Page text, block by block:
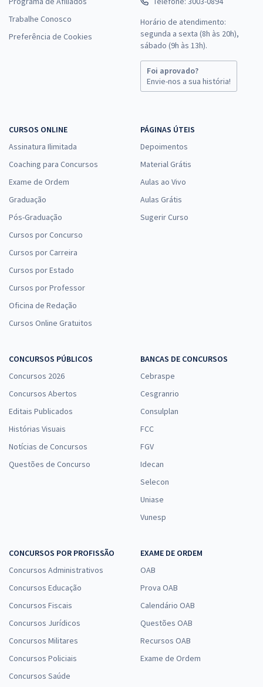
Trabalhe Conosco
Preferência de Cookies
Horário de atendimento:
segunda a sexta (8h às 20h),
sábado (9h às 13h).
Foi aprovado?
Envie-nos a sua história!
CURSOS ONLINE
Assinatura Ilimitada
Coaching para Concursos
Exame de Ordem
Graduação
Pós-Graduação
Cursos por Concurso
Cursos por Carreira
Cursos por Estado
Cursos por Professor
Oficina de Redação
Cursos Online Gratuitos
PÁGINAS ÚTEIS
Depoimentos
Material Grátis
Aulas ao Vivo
Aulas Grátis
Sugerir Curso
CONCURSOS PÚBLICOS
Concursos 2026
Concursos Abertos
Editais Publicados
Histórias Visuais
Notícias de Concursos
Questões de Concurso
BANCAS DE CONCURSOS
Cebraspe
Cesgranrio
Consulplan
FCC
FGV
Idecan
Selecon
Uniase
Vunesp
CONCURSOS POR PROFISSÃO
Concursos Administrativos
Concursos Educação
Concursos Fiscais
Concursos Jurídicos
Concursos Militares
Concursos Policiais
Concursos Saúde
EXAME DE ORDEM
OAB
Prova OAB
Calendário OAB
Questões OAB
Recursos OAB
Exame de Ordem